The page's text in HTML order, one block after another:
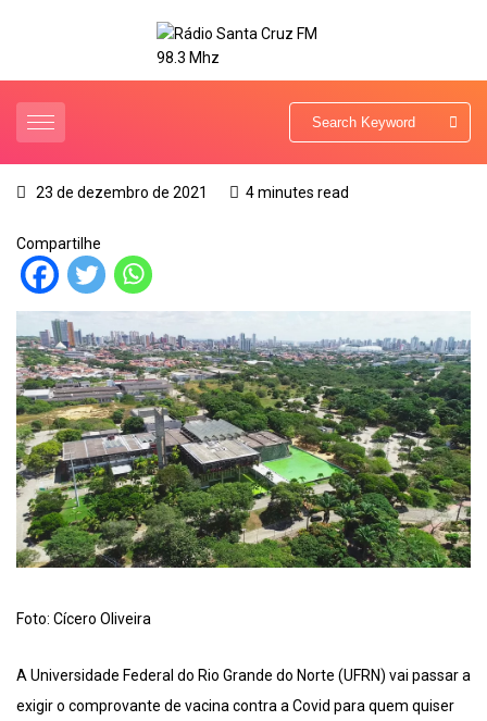
23 de dezembro de 2021 4 minutes read
Compartilhe
Foto: Cícero Oliveira
A Universidade Federal do Rio Grande do Norte (UFRN) vai passar a
exigir o comprovante de vacina contra a Covid para quem quiser